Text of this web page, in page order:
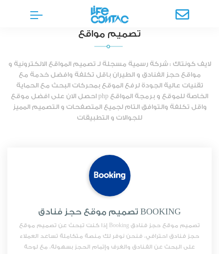
تصميم مواقع
لايف كونتاك : شركة رسمية مسجلة لـ تصميم المواقع الالكترونية و
مواقع حجز الفنادق و الطيران باقل تكلفة وافضل خدمة مع
تقنيات عالية الجودة لرفع الموقع بمحركات البحث مع الحماية
الخاصة للموقع و برمجة المواقع php احصل الان على افضل موقع
واقل تكلفة والتوافق التام لجميع المتصفحات و التصميم المميز
للجوالات و التطبيقات
تصميم موقع حجز فنادق BOOKING
تصميم موقع حجز فنادق Booking إذا كنت تبحث عن تصميم موقع
حجز فنادق احترافي، فنحن نوفر لك منصة متكاملة تساعد العملاء
على البحث عن الفنادق والغرف وإتمام الحجز بسهولة، مع لوحة